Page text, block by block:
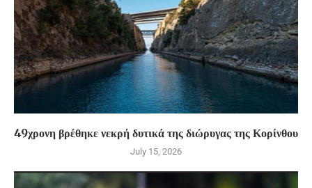
49χρονη βρέθηκε νεκρή δυτικά της διώρυγας της Κορίνθου
July 15, 2026